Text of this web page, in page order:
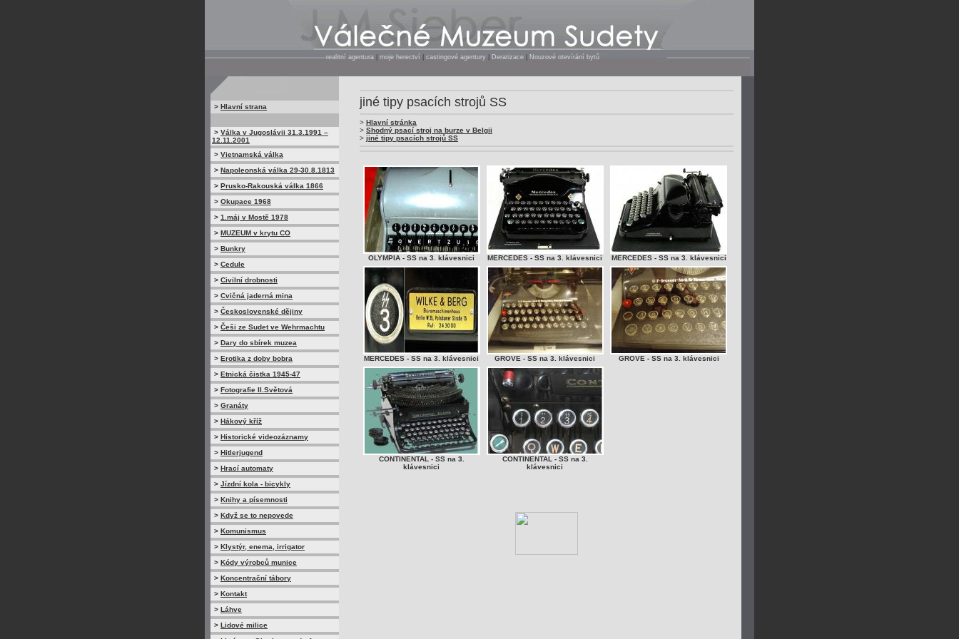
realitní agentura moje herectví castingové agentury Deratizace Nouzové otevírání bytů
> Hlavní strana
> Válka v Jugoslávii 31.3.1991 –
12.11.2001
> Vietnamská válka
> Napoleonská válka 29-30.8.1813
> Prusko-Rakouská válka 1866
> Okupace 1968
> 1.máj v Mostě 1978
> MUZEUM v krytu CO
> Bunkry
> Cedule
> Civilní drobnosti
> Cvičná jaderná mina
> Československé dějiny
> Češi ze Sudet ve Wehrmachtu
> Dary do sbírek muzea
> Erotika z doby bobra
> Etnická čistka 1945-47
> Fotografie II.Světová
> Granáty
> Hákový kříž
> Historické videozáznamy
> Hitlerjugend
> Hrací automaty
> Jízdní kola - bicykly
> Knihy a písemnosti
> Když se to nepovede
> Komunismus
> Klystýr, enema, irrigator
> Kódy výrobců munice
> Koncentrační tábory
> Kontakt
> Láhve
> Lidové milice
jiné tipy psacích strojů SS
> Hlavní stránka
> Shodný psací stroj na burze v Belgii
> jiné tipy psacích strojů SS
OLYMPIA - SS na 3. klávesnici MERCEDES - SS na 3. klávesnici MERCEDES - SS na 3. klávesnici
MERCEDES - SS na 3. klávesnici GROVE - SS na 3. klávesnici GROVE - SS na 3. klávesnici
CONTINENTAL - SS na 3.
klávesnici
CONTINENTAL - SS na 3.
klávesnici